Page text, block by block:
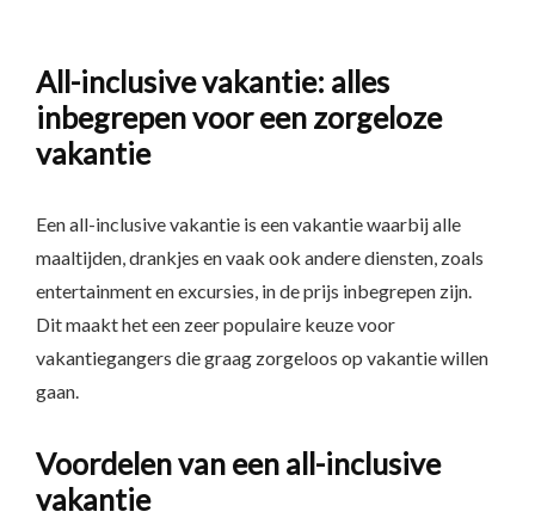
All-inclusive vakantie: alles
inbegrepen voor een zorgeloze
vakantie
Een all-inclusive vakantie is een vakantie waarbij alle
maaltijden, drankjes en vaak ook andere diensten, zoals
entertainment en excursies, in de prijs inbegrepen zijn.
Dit maakt het een zeer populaire keuze voor
vakantiegangers die graag zorgeloos op vakantie willen
gaan.
Voordelen van een all-inclusive
vakantie